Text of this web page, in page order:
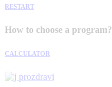
RESTART
How to choose a program?
CALCULATOR